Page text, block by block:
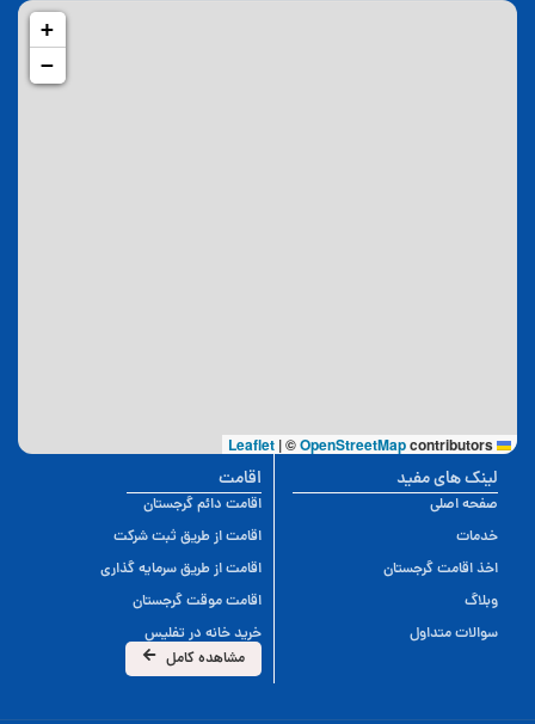
+
−
Leaflet
|©OpenStreetMapcontributors
اقامت
اقامت دائم گرجستان
اقامت از طریق ثبت شرکت
اقامت از طریق سرمایه گذاری
اقامت موقت گرجستان
خرید خانه در تفلیس
مشاهده کامل
لینک های مفید
صفحه اصلی
خدمات
اخذ اقامت گرجستان
وبلاگ
سوالات متداول